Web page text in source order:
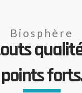
Biosphère
points